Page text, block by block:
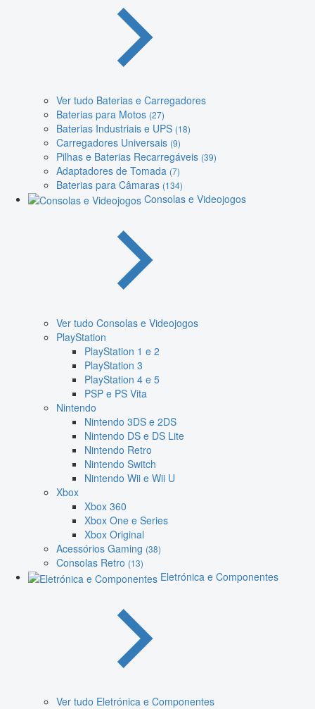
Ver tudo Baterias e Carregadores
Baterias para Motos (27)
Baterias Industriais e UPS (18)
Carregadores Universais (9)
Pilhas e Baterias Recarregáveis (39)
Adaptadores de Tomada (7)
Baterias para Câmaras (134)
Consolas e Videojogos
Ver tudo Consolas e Videojogos
PlayStation
PlayStation 1 e 2
PlayStation 3
PlayStation 4 e 5
PSP e PS Vita
Nintendo
Nintendo 3DS e 2DS
Nintendo DS e DS Lite
Nintendo Retro
Nintendo Switch
Nintendo Wii e Wii U
Xbox
Xbox 360
Xbox One e Series
Xbox Original
Acessórios Gaming (38)
Consolas Retro (13)
Eletrónica e Componentes
Ver tudo Eletrónica e Componentes